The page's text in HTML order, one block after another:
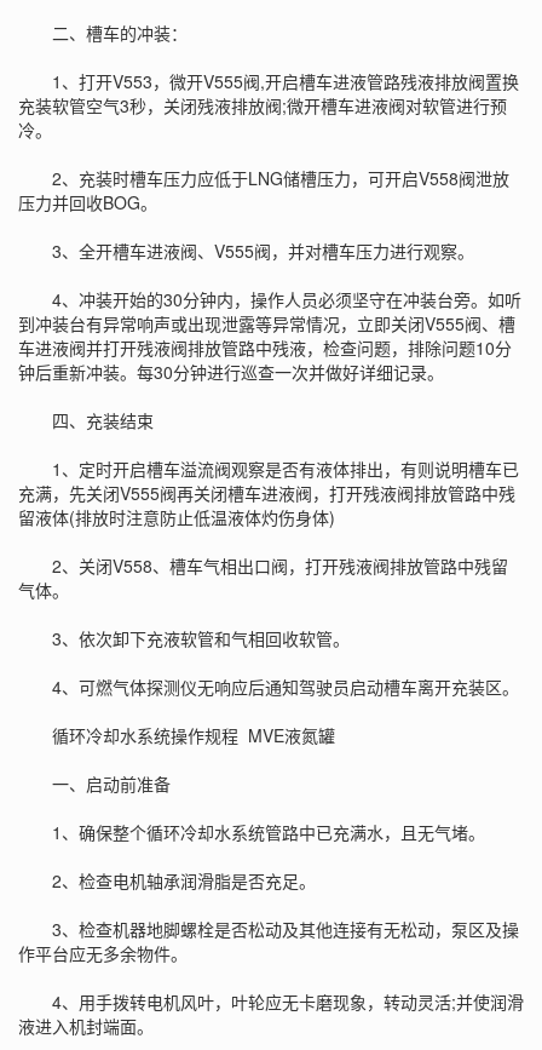
二、槽车的冲装：
1、打开V553，微开V555阀,开启槽车进液管路残液排放阀置换
充装软管空气3秒，关闭残液排放阀;微开槽车进液阀对软管进行预
冷。
2、充装时槽车压力应低于LNG储槽压力，可开启V558阀泄放
压力并回收BOG。
3、全开槽车进液阀、V555阀，并对槽车压力进行观察。
4、冲装开始的30分钟内，操作人员必须坚守在冲装台旁。如听
到冲装台有异常响声或出现泄露等异常情况，立即关闭V555阀、槽
车进液阀并打开残液阀排放管路中残液，检查问题，排除问题10分
钟后重新冲装。每30分钟进行巡查一次并做好详细记录。
四、充装结束
1、定时开启槽车溢流阀观察是否有液体排出，有则说明槽车已
充满，先关闭V555阀再关闭槽车进液阀，打开残液阀排放管路中残
留液体(排放时注意防止低温液体灼伤身体)
2、关闭V558、槽车气相出口阀，打开残液阀排放管路中残留
气体。
3、依次卸下充液软管和气相回收软管。
4、可燃气体探测仪无响应后通知驾驶员启动槽车离开充装区。
循环冷却水系统操作规程 MVE液氮罐
一、启动前准备
1、确保整个循环冷却水系统管路中已充满水，且无气堵。
2、检查电机轴承润滑脂是否充足。
3、检查机器地脚螺栓是否松动及其他连接有无松动，泵区及操
作平台应无多余物件。
4、用手拨转电机风叶，叶轮应无卡磨现象，转动灵活;并使润滑
液进入机封端面。